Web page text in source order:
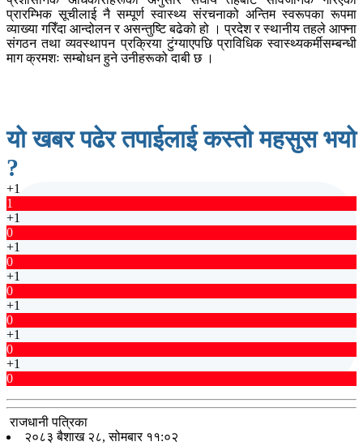
प्रारम्भिक सूचीलाई नै सम्पूर्ण स्वास्थ्य संरचनाको अन्तिम स्वरूपका रूपमा
व्याख्या गरिँदा आन्दोलन र असन्तुष्टि बढेको हो । प्रदेश र स्थानीय तहले आफ्ना
संगठन तथा व्यवस्थापन प्रक्रिया टुंग्याएपछि प्राविधिक स्वास्थ्यकर्मीसम्बन्धी
माग क्रमशः सम्बोधन हुने उनीहरूको दाबी छ ।
यो खबर पढेर तपाईलाई कस्तो महसुस भयो
?
+1
1
+1
0
+1
0
+1
0
+1
0
+1
0
+1
0
राजधानी पत्रिका
२०८३ बैशाख २८, सोमबार ११:०२